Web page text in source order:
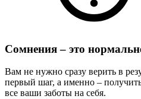
Сомнения – это
Вам не нужно сразу верить в
первый шаг, а именно –
все ваши заботы на себя.